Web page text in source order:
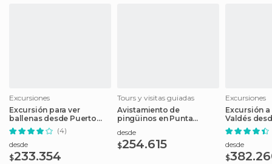
Excursiones
Excursión para ver
ballenas desde Puerto
Madryn
(4)
desde
$233.354
Tours y visitas guiadas
Avistamiento de
pingüinos en Punta
desde
$254.615
Excursiones
Excursión
Valdés
Madryn
desde
$